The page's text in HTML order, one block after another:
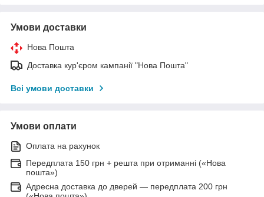
Умови доставки
Нова Пошта
Доставка кур'єром кампанії "Нова Пошта"
Всі умови доставки
Умови оплати
Оплата на рахунок
Передплата 150 грн + решта при отриманні («Нова
пошта»)
Адресна доставка до дверей — передплата 200 грн